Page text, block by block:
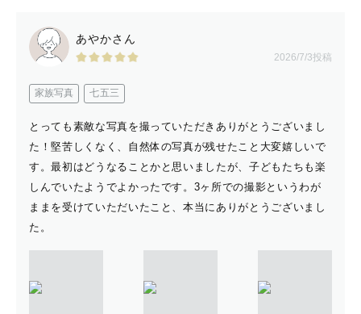
💍 定番ぽくない、私たちだけの前撮りがいい
💍 思い出の、この場所で撮りたい！
ふたりきりの世界観
楽しい思い出になる撮影
『一生に一度のウエディング』を届けます。
何年経っても色褪せない写真を
あやかさん
2026/7/3投稿
家族写真 七五三
とっても素敵な写真を撮っていただきありがとうございまし
た！堅苦しくなく、自然体の写真が残せたこと大変嬉しいで
す。最初はどうなることかと思いましたが、子どもたちも楽
しんでいたようでよかったです。3ヶ所での撮影というわが
ままを受けていただいたこと、本当にありがとうございまし
た。